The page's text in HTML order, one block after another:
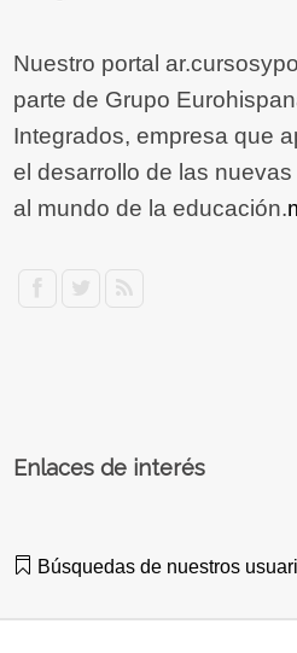
Nuestro portal
parte de Grupo
Integrados, empresa que
el desarrollo de las
al mundo de la educación.
Enlaces de interés
Búsquedas de nuestros